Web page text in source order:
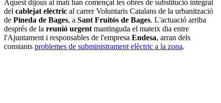
Aquest dijous al matí han començat les obres de substitució integral
del cablejat elèctric al carrer Voluntaris Catalans de la urbanització
de Pineda de Bages, a Sant Fruitós de Bages. L'actuació arriba
després de la reunió urgent mantinguda el mateix dia entre
l'Ajuntament i responsables de l'empresa Endesa, arran dels
constants problemes de subministrament elèctric a la zona.